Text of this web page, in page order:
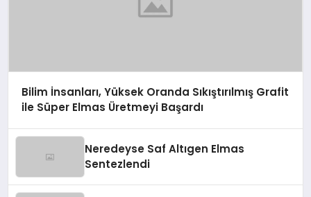
Bilim İnsanları, Yüksek Oranda Sıkıştırılmış Grafit
ile Süper Elmas Üretmeyi Başardı
Neredeyse Saf Altıgen Elmas
Sentezlendi